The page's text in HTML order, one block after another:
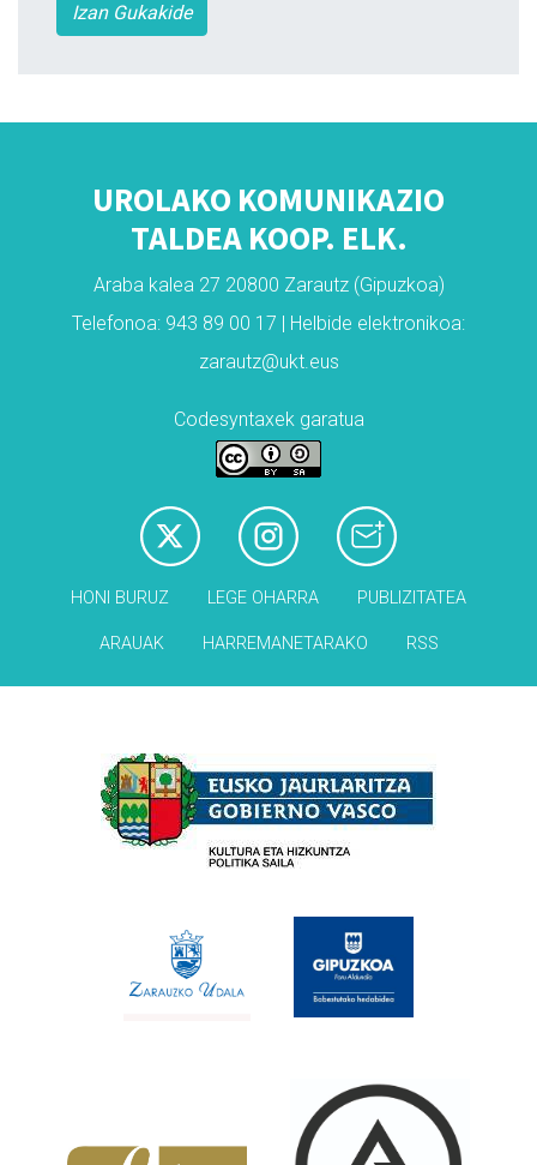
Izan Gukakide
UROLAKO KOMUNIKAZIO
TALDEA KOOP. ELK.
Araba kalea 27 20800 Zarautz (Gipuzkoa)
Telefonoa: 943 89 00 17 | Helbide elektronikoa:
zarautz@ukt.eus
Codesyntaxek garatua
HONI BURUZ LEGE OHARRA PUBLIZITATEA
ARAUAK HARREMANETARAKO RSS